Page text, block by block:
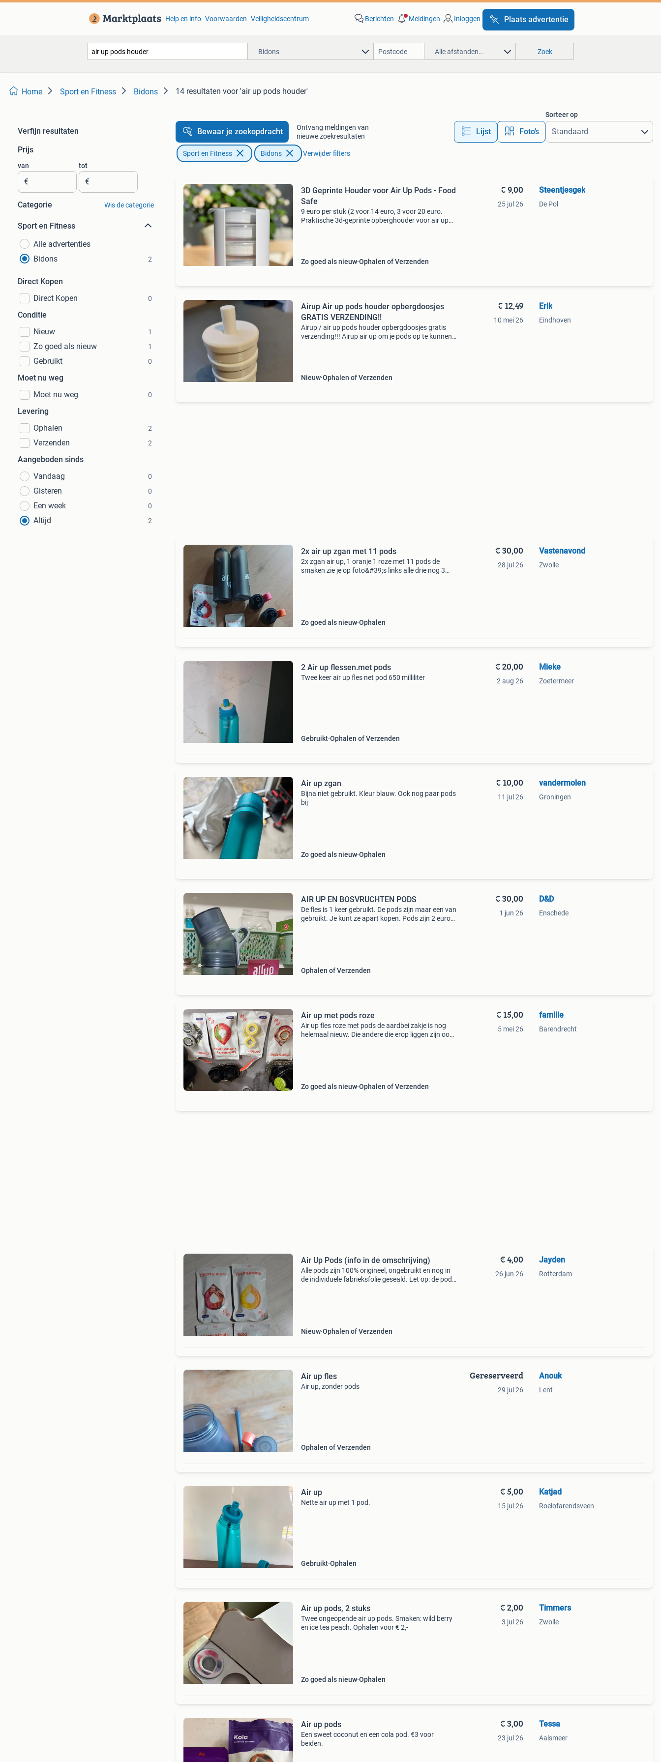
Help en info Voorwaarden Veiligheidscentrum Berichten Meldingen Inloggen Plaats advertentie
Bidons Alle afstanden… Zoek
Home Sport en Fitness Bidons 14 resultaten voor 'air up pods houder'
Verfijn resultaten
Prijs
van
€
tot
€
Categorie Wis de categorie
Sport en Fitness
Alle advertenties
Bidons
2
Direct Kopen
Direct Kopen
0
Conditie
Nieuw
1
Zo goed als nieuw 1
Gebruikt 0
Moet nu weg
Moet nu weg
0
Levering
Ophalen
2
Verzenden 2
Aangeboden sinds
Vandaag
0
Gisteren 0
Een week 0
Altijd 2
Bewaar je zoekopdracht
Ontvang meldingen van
nieuwe zoekresultaten
Lijst Foto’s
Sorteer op
Sport en Fitness Bidons Verwijder filters
3D Geprinte Houder voor Air Up Pods - Food
Safe
9 euro per stuk (2 voor 14 euro, 3 voor 20 euro.
Praktische 3d-geprinte opberghouder voor air up
Zo goed als nieuw Ophalen of Verzenden
€ 9,00
25 jul 26
Steentjesgek
De Pol
Airup Air up pods houder opbergdoosjes
GRATIS VERZENDING!!
Airup / air up pods houder opbergdoosjes gratis
verzending!!! Airup air up om je pods op te kunnen
Nieuw Ophalen of Verzenden
€ 12,49
10 mei 26
Erik
Eindhoven
2x air up zgan met 11 pods
2x zgan air up, 1 oranje 1 roze met 11 pods de
smaken zie je op foto&#39;s links alle drie nog 3
Zo goed als nieuw Ophalen
€ 30,00
28 jul 26
Vastenavond
Zwolle
2 Air up flessen.met pods
Twee keer air up fles net pod 650 milliliter
Gebruikt Ophalen of Verzenden
€ 20,00
2 aug 26
Mieke
Zoetermeer
Air up zgan
Bijna niet gebruikt. Kleur blauw. Ook nog paar pods
bij
Zo goed als nieuw Ophalen
€ 10,00
11 jul 26
vandermolen
Groningen
AIR UP EN BOSVRUCHTEN PODS
De fles is 1 keer gebruikt. De pods zijn maar een van
gebruikt. Je kunt ze apart kopen. Pods zijn 2 euro
Ophalen of Verzenden
€ 30,00
1 jun 26
D&D
Enschede
Air up met pods roze
Air up fles roze met pods de aardbei zakje is nog
helemaal nieuw. Die andere die erop liggen zijn ook
Zo goed als nieuw Ophalen of Verzenden
€ 15,00
5 mei 26
familie
Barendrecht
Air Up Pods (info in de omschrijving)
Alle pods zijn 100% origineel, ongebruikt en nog in
de individuele fabrieksfolie geseald. Let op: de pods
Nieuw Ophalen of Verzenden
€ 4,00
26 jun 26
Jayden
Rotterdam
Air up fles
Air up, zonder pods
Ophalen of Verzenden
Gereserveerd
29 jul 26
Anouk
Lent
Air up
Nette air up met 1 pod.
Gebruikt Ophalen
€ 5,00
15 jul 26
Katjad
Roelofarendsveen
Air up pods, 2 stuks
Twee ongeopende air up pods. Smaken: wild berry
en ice tea peach. Ophalen voor € 2,-
Zo goed als nieuw Ophalen
€ 2,00
3 jul 26
Timmers
Zwolle
Air up pods
Een sweet coconut en een cola pod. €3 voor
beiden.
€ 3,00
23 jul 26
Tessa
Aalsmeer